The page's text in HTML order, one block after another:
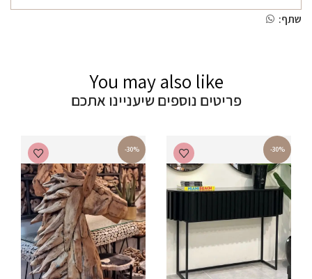
שתף:
You may also like
פריטים נוספים שיעניינו אתכם
-30%
-30%